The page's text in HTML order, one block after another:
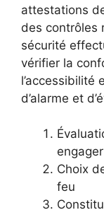
attestations
des contrôles
sécurité
vérifier la
l’accessibilité
d’alarme et
engager
Choix
feu